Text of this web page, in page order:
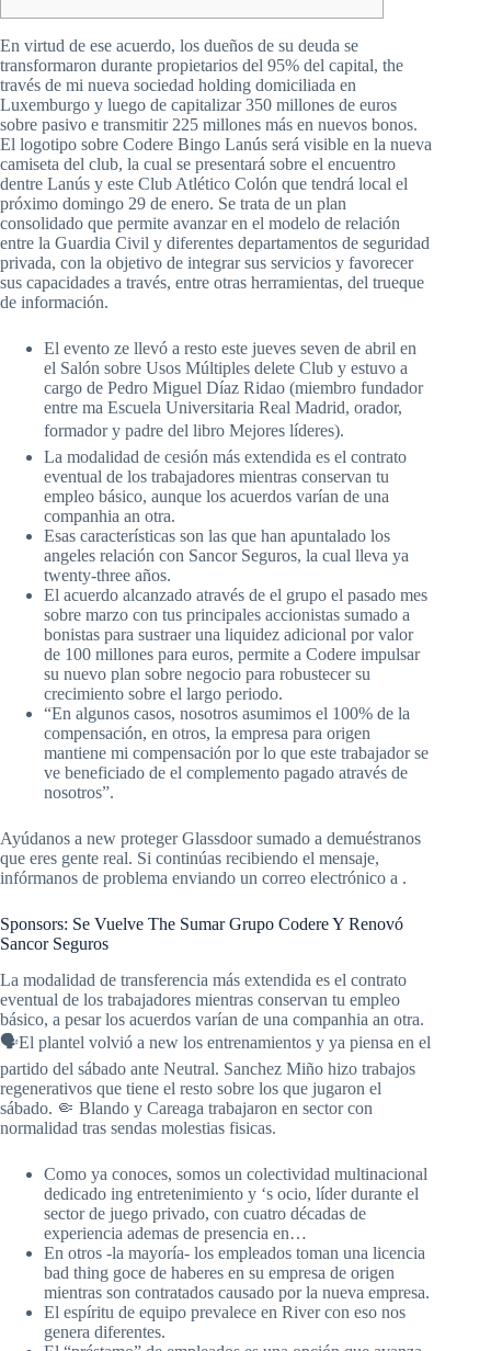
En virtud de ese acuerdo, los dueños de su deuda se
transformaron durante propietarios del 95% del capital, the
través de mi nueva sociedad holding domiciliada en
Luxemburgo y luego de capitalizar 350 millones de euros
sobre pasivo e transmitir 225 millones más en nuevos bonos.
El logotipo sobre Codere Bingo Lanús será visible en la nueva
camiseta del club, la cual se presentará sobre el encuentro
dentre Lanús y este Club Atlético Colón que tendrá local el
próximo domingo 29 de enero. Se trata de un plan
consolidado que permite avanzar en el modelo de relación
entre la Guardia Civil y diferentes departamentos de seguridad
privada, con la objetivo de integrar sus servicios y favorecer
sus capacidades a través, entre otras herramientas, del trueque
de información.
El evento ze llevó a resto este jueves seven de abril en
el Salón sobre Usos Múltiples delete Club y estuvo a
cargo de Pedro Miguel Díaz Ridao (miembro fundador
entre ma Escuela Universitaria Real Madrid, orador,
formador y padre del libro Mejores líderes).
La modalidad de cesión más extendida es el contrato
eventual de los trabajadores mientras conservan tu
empleo básico, aunque los acuerdos varían de una
companhia an otra.
Esas características son las que han apuntalado los
angeles relación con Sancor Seguros, la cual lleva ya
twenty-three años.
El acuerdo alcanzado através de el grupo el pasado mes
sobre marzo con tus principales accionistas sumado a
bonistas para sustraer una liquidez adicional por valor
de 100 millones para euros, permite a Codere impulsar
su nuevo plan sobre negocio para robustecer su
crecimiento sobre el largo periodo.
“En algunos casos, nosotros asumimos el 100% de la
compensación, en otros, la empresa para origen
mantiene mi compensación por lo que este trabajador se
ve beneficiado de el complemento pagado através de
nosotros”.
Ayúdanos a new proteger Glassdoor sumado a demuéstranos
que eres gente real. Si continúas recibiendo el mensaje,
infórmanos de problema enviando un correo electrónico a .
Sponsors: Se Vuelve The Sumar Grupo Codere Y Renovó
Sancor Seguros
La modalidad de transferencia más extendida es el contrato
eventual de los trabajadores mientras conservan tu empleo
básico, a pesar los acuerdos varían de una companhia an otra.
🗣El plantel volvió a new los entrenamientos y ya piensa en el
partido del sábado ante Neutral. Sanchez Miño hizo trabajos
regenerativos que tiene el resto sobre los que jugaron el
sábado. 🤏 Blando y Careaga trabajaron en sector con
normalidad tras sendas molestias fisicas.
Como ya conoces, somos un colectividad multinacional
dedicado ing entretenimiento y ‘s ocio, líder durante el
sector de juego privado, con cuatro décadas de
experiencia ademas de presencia en…
En otros -la mayoría- los empleados toman una licencia
bad thing goce de haberes en su empresa de origen
mientras son contratados causado por la nueva empresa.
El espíritu de equipo prevalece en River con eso nos
genera diferentes.